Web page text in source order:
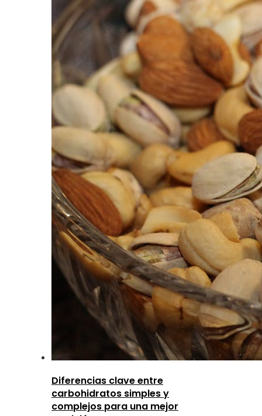
Diferencias clave entre
carbohidratos simples y
complejos para una mejor